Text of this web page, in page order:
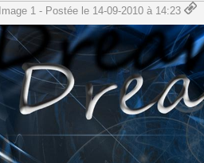
Image 1 - Postée le 14-09-2010 à 14:23